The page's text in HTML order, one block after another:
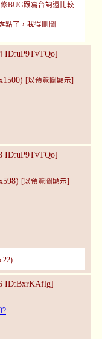
BUG跟寫台詞還比較
點了，我得刪圖
ID:uP9TvTQo]
[以預覽圖顯示]
ID:uP9TvTQo]
[以預覽圖顯示]
ID:BxrKAflg]